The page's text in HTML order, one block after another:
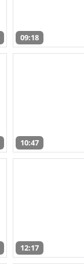
09:18
10:47
12:17